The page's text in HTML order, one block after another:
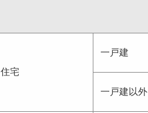
住宅
一戸建
一戸建以外